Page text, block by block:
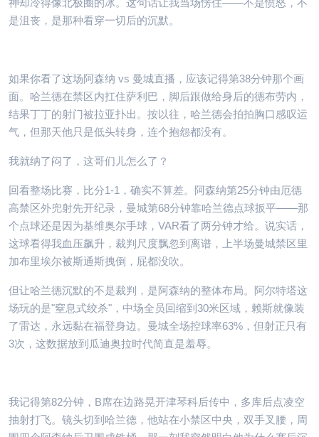
是沮丧，是那种看穿一切后的沉默。
如果你看了这场阿森纳 vs 曼城直播，应该记得第38分钟那个画
面。哈兰德在禁区内扛住萨利巴，脚后跟做给身后的德布劳内，
结果丁丁的射门被拉亚扑出。按以往，哈兰德会拍拍胸口感叹运
气，但那天他只是低头转身，连个抱怨都没有。
我就纳了闷了，这哥们儿怎么了？
回看整场比赛，比分1-1，确实不算差。阿森纳第25分钟由厄德
高禁区外兜射先开纪录，曼城第68分钟靠哈兰德点球扳平——那
个点球还是因为基维奥尔手球，VAR看了两分钟才给。说实话，
这球看得我血压飙升，裁判尺度飘忽到离谱，上半场曼城禁区里
加布里埃尔被斯通斯拽倒，屁都没吹。
但让哈兰德沉默的不是裁判，是阿森纳的整体布局。阿尔特塔这
场玩的是"窒息式绞杀"，中场全员回缩到30米区域，赖斯就像装
了雷达，永远黏在福登身边。曼城全场控球率63%，但射正只有
3次，这数据放到瓜迪奥拉时代简直是羞辱。
我记得第82分钟，B席在边路晃开津琴科后传中，多库后点凌空
抽射打飞。镜头切到哈兰德，他站在小禁区中央，双手叉腰，周